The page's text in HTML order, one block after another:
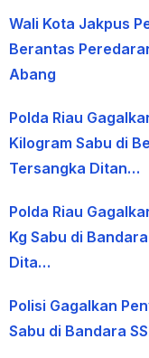
Wali Kota Jakpus
Berantas
Abang
Polda Riau
Kilogram Sabu di
Tersangka Ditan…
Polda Riau
Kg Sabu di
Dita…
Polisi Gagalkan
Sabu di Bandara